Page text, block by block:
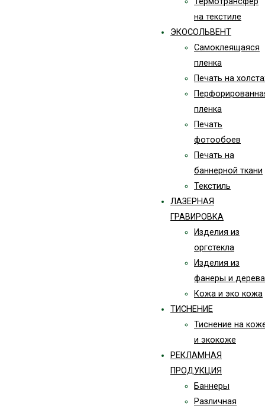
на текстиле
ЭКОСОЛЬВЕНТ
Самоклеящаяся
пленка
Печать на
пленка
Печать
фотообоев
Печать на
баннерной ткани
Текстиль
ЛАЗЕРНАЯ
ГРАВИРОВКА
Изделия из
оргстекла
Изделия из
фанеры и дерева
Кожа и эко кожа
ТИСНЕНИЕ
Тиснение на
и экокоже
РЕКЛАМНАЯ
ПРОДУКЦИЯ
Баннеры
Различная